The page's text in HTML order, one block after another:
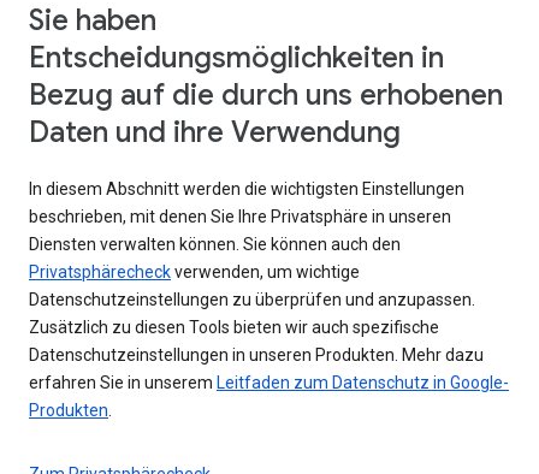
Sie haben
Entscheidungsmöglichkeiten in
Bezug auf die durch uns erhobenen
Daten und ihre Verwendung
In diesem Abschnitt werden die wichtigsten Einstellungen
beschrieben, mit denen Sie Ihre Privatsphäre in unseren
Diensten verwalten können. Sie können auch den
Privatsphärecheckverwenden, um wichtige
Datenschutzeinstellungen zu überprüfen und anzupassen.
Zusätzlich zu diesen Tools bieten wir auch spezifische
Datenschutzeinstellungen in unseren Produkten. Mehr dazu
erfahren Sie in unserem Leitfaden zum Datenschutz in Google-
Produkten